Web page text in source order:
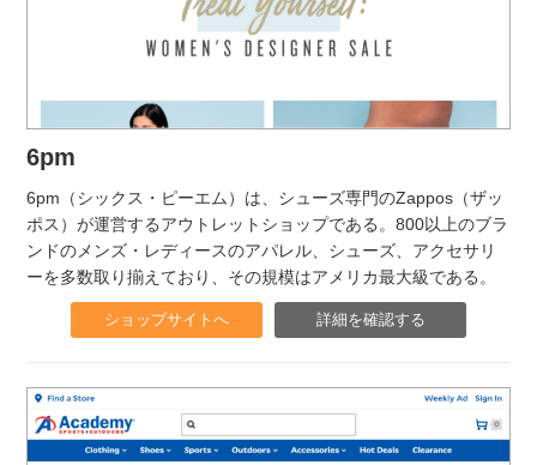
6pm
6pm（シックス・ピーエム）は、シューズ専門のZappos（ザッ
ポス）が運営するアウトレットショップである。800以上のブラ
ンドのメンズ・レディースのアパレル、シューズ、アクセサリ
ーを多数取り揃えており、その規模はアメリカ最大級である。
ショップサイトへ 詳細を確認する